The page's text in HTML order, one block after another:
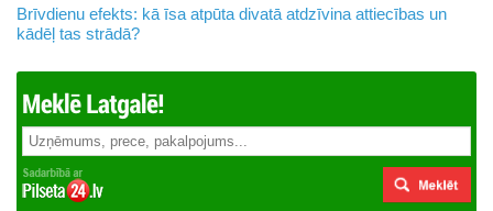
Brīvdienu efekts: kā īsa atpūta divatā atdzīvina attiecības un
kādēļ tas strādā?